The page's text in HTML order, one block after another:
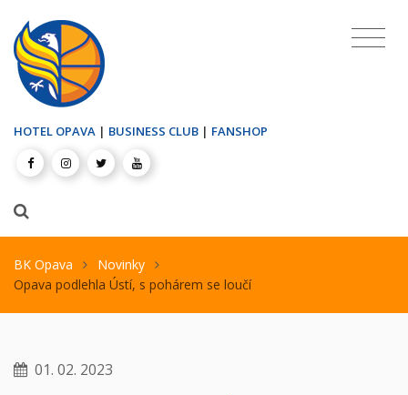
HOTEL OPAVA | BUSINESS CLUB | FANSHOP
BK Opava
Novinky
Opava podlehla Ústí, s pohárem se loučí
01. 02. 2023